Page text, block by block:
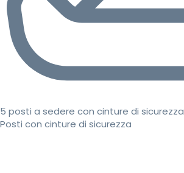
5 posti a sedere con cinture di sicurezza
Posti con cinture di sicurezza